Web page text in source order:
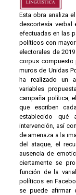
Esta obra analiza
descortesía verbal
efectuadas en las
políticos con
electorales de
corpus compuesto
muros de Unidas
ha realizado un
variables
campaña política,
que escriben
establecido qué
intervención, así
de amenaza a la
del ataque, el
ausencia de
ciertamente se
función de la
políticos en
se puede afirmar